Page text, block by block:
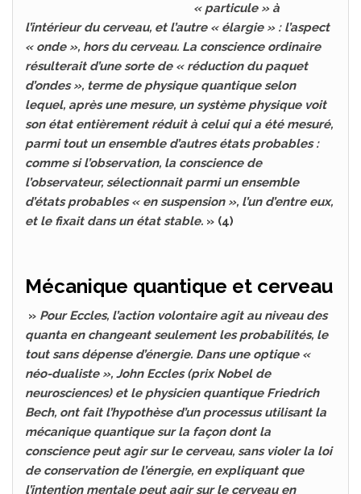
« particule » à
l’intérieur du cerveau, et l’autre « élargie » : l’aspect
« onde », hors du cerveau. La conscience ordinaire
résulterait d’une sorte de « réduction du paquet
d’ondes », terme de physique quantique selon
lequel, après une mesure, un système physique voit
son état entièrement réduit à celui qui a été mesuré,
parmi tout un ensemble d’autres états probables :
comme si l’observation, la conscience de
l’observateur, sélectionnait parmi un ensemble
d’états probables « en suspension », l’un d’entre eux,
et le fixait dans un état stable. » (4)
Mécanique quantique et cerveau
» Pour Eccles, l’action volontaire agit au niveau des
quanta en changeant seulement les probabilités, le
tout sans dépense d’énergie. Dans une optique «
néo-dualiste », John Eccles (prix Nobel de
neurosciences) et le physicien quantique Friedrich
Bech, ont fait l’hypothèse d’un processus utilisant la
mécanique quantique sur la façon dont la
conscience peut agir sur le cerveau, sans violer la loi
de conservation de l’énergie, en expliquant que
l’intention mentale peut agir sur le cerveau en